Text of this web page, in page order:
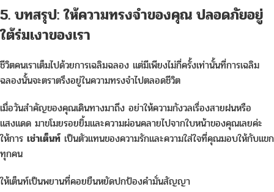
5. บทสรุป: ให้ความทรงจำของคุณ ปลอดภัยอยู่
ใต้ร่มเงาของเรา
ชีวิตคนเราเต็มไปด้วยการเฉลิมฉลอง แต่มีเพียงไม่กี่ครั้งเท่านั้นที่การเฉลิม
ฉลองนั้นจะตราตรึงอยู่ในความทรงจำไปตลอดชีวิต
เมื่อวันสำคัญของคุณเดินทางมาถึง อย่าให้ความกังวลเรื่องสายฝนหรือ
แสงแดด มาขโมยรอยยิ้มและความผ่อนคลายไปจากใบหน้าของคุณเลยค่ะ
ให้การ เช่าเต็นท์ เป็นตัวแทนของความรักและความใส่ใจที่คุณมอบให้กับแขก
ทุกคน
ให้เต็นท์เป็นพยานที่คอยยืนหยัดปกป้องคำมั่นสัญญา